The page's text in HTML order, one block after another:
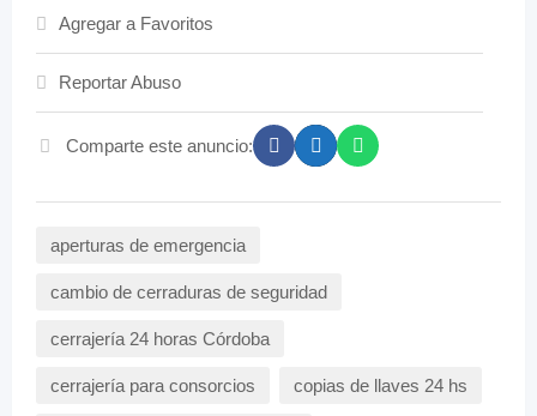
Agregar a Favoritos
Reportar Abuso
Comparte este anuncio:
aperturas de emergencia
cambio de cerraduras de seguridad
cerrajería 24 horas Córdoba
cerrajería para consorcios copias de llaves 24 hs